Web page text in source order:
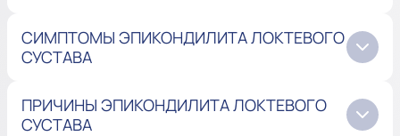
СИМПТОМЫ ЭПИКОНДИЛИТА ЛОКТЕВОГО
СУСТАВА
ПРИЧИНЫ ЭПИКОНДИЛИТА ЛОКТЕВОГО
СУСТАВА